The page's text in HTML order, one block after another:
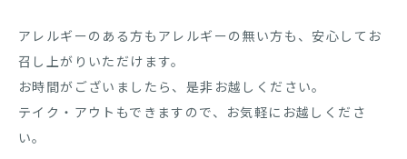
アレルギーのある方もアレルギーの無い方も、安心してお
召し上がりいただけます。
お時間がございましたら、是非お越しください。
テイク・アウトもできますので、お気軽にお越しくださ
い。